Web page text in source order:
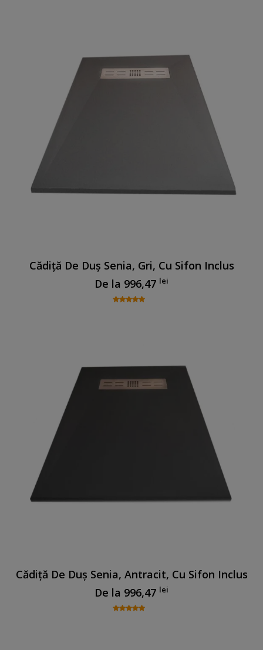
Cădiță De Duș Senia, Gri, Cu Sifon Inclus
De la 996,47 lei
Cădiță De Duș Senia, Antracit, Cu Sifon Inclus
De la 996,47 lei